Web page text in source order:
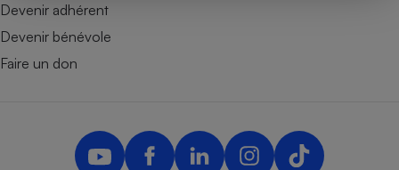
Plaque de cuisson à
induction
Smartphone
Devenir adhérent
Devenir bénévole
Faire un don